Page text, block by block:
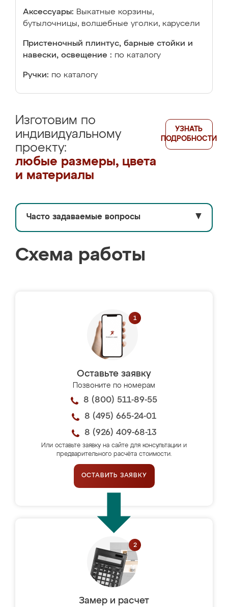
Аксессуары: Выкатные корзины,
бутылочницы, волшебные уголки, карусели
Пристеночный плинтус, барные стойки и
навески, освещение : по каталогу
Ручки: по каталогу
Изготовим по
индивидуальному
проекту:
любые размеры, цвета
и материалы
УЗНАТЬ
ПОДРОБНОСТИ
Часто задаваемые вопросы ▼
Схема работы
Оставьте заявку
Позвоните по номерам
8 (800) 511-89-55
8 (495) 665-24-01
8 (926) 409-68-13
Или оставьте заявку на сайте для консультации и
предварительного расчёта стоимости.
ОСТАВИТЬ ЗАЯВКУ
Замер и расчет